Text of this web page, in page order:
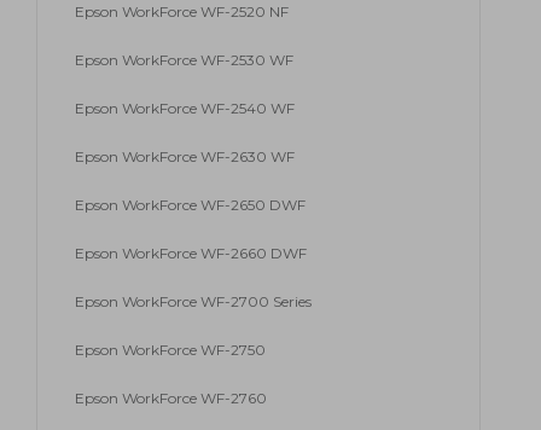
Epson WorkForce WF-2520 NF
Epson WorkForce WF-2530 WF
Epson WorkForce WF-2540 WF
Epson WorkForce WF-2630 WF
Epson WorkForce WF-2650 DWF
Epson WorkForce WF-2660 DWF
Epson WorkForce WF-2700 Series
Epson WorkForce WF-2750
Epson WorkForce WF-2760